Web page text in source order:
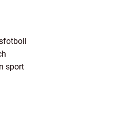
sport